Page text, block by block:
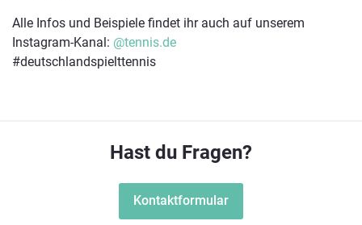
Alle Infos und Beispiele findet ihr auch auf unserem
Instagram-Kanal: @tennis.de
#deutschlandspielttennis
Hast du Fragen?
Kontaktformular